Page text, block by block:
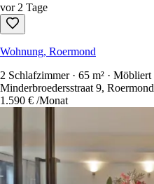
vor 2 Tage
Wohnung, Roermond
2 Schlafzimmer · 65 m² · Möbliert
Minderbroedersstraat 9, Roermond
1.590 € /Monat